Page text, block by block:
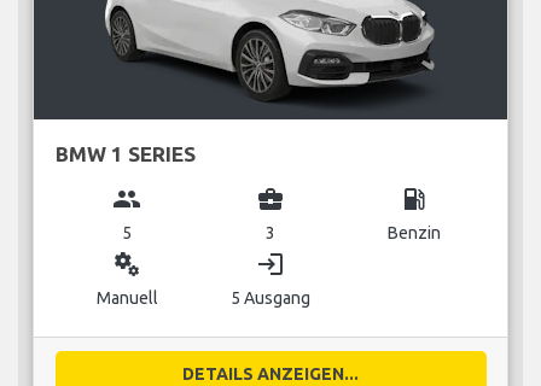
BMW 1 SERIES
group
5
business_center
3
local_gas_station
Benzin
miscellaneous_services
Manuell
login
5 Ausgang
DETAILS ANZEIGEN...